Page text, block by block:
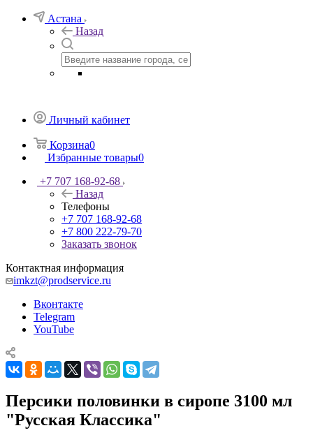
Астана
Назад
Личный кабинет
Корзина0
Избранные товары0
+7 707 168-92-68
Назад
Телефоны
+7 707 168-92-68
+7 800 222-79-70
Заказать звонок
Контактная информация
imkzt@prodservice.ru
Вконтакте
Telegram
YouTube
Персики половинки в сиропе 3100 мл
"Русская Классика"